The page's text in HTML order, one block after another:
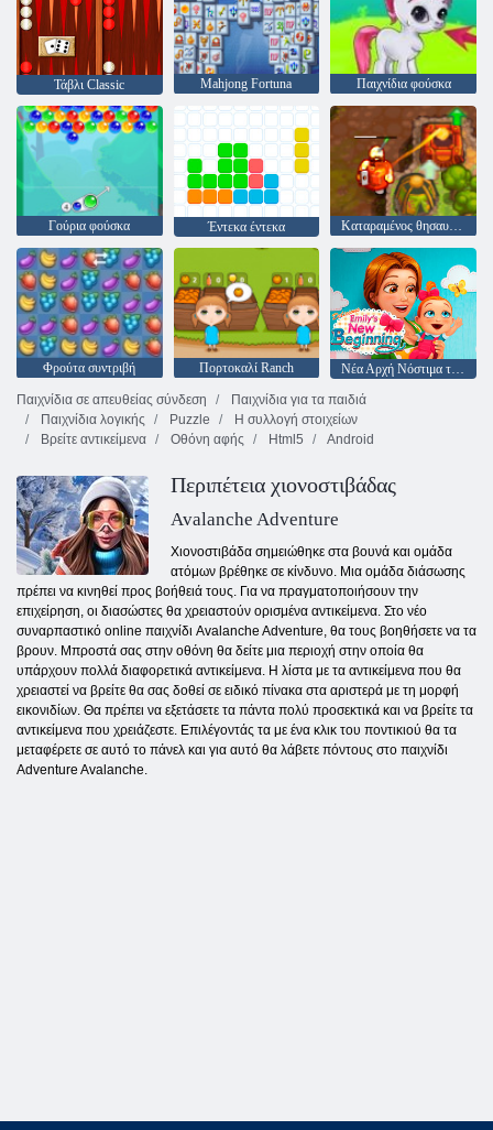
Τάβλι Classic Mahjong Fortuna Παιχνίδια φούσκα
Γούρια φούσκα Έντεκα έντεκα Καταραμένος θησαυρός 2
Φρούτα συντριβή Πορτοκαλί Ranch
Νέα Αρχή Νόστιμα της Emily
Παιχνίδια σε απευθείας σύνδεση
Παιχνίδια για τα παιδιά
Παιχνίδια λογικής
Puzzle
Η συλλογή στοιχείων
Βρείτε αντικείμενα
Οθόνη αφής Html5 Android
Περιπέτεια χιονοστιβάδας
Avalanche Adventure
Χιονοστιβάδα σημειώθηκε στα βουνά και ομάδα
ατόμων βρέθηκε σε κίνδυνο. Μια ομάδα διάσωσης
πρέπει να κινηθεί προς βοήθειά τους. Για να πραγματοποιήσουν την
επιχείρηση, οι διασώστες θα χρειαστούν ορισμένα αντικείμενα. Στο νέο
συναρπαστικό online παιχνίδι Avalanche Adventure, θα τους βοηθήσετε να τα
βρουν. Μπροστά σας στην οθόνη θα δείτε μια περιοχή στην οποία θα
υπάρχουν πολλά διαφορετικά αντικείμενα. Η λίστα με τα αντικείμενα που θα
χρειαστεί να βρείτε θα σας δοθεί σε ειδικό πίνακα στα αριστερά με τη μορφή
εικονιδίων. Θα πρέπει να εξετάσετε τα πάντα πολύ προσεκτικά και να βρείτε τα
αντικείμενα που χρειάζεστε. Επιλέγοντάς τα με ένα κλικ του ποντικιού θα τα
μεταφέρετε σε αυτό το πάνελ και για αυτό θα λάβετε πόντους στο παιχνίδι
Adventure Avalanche.